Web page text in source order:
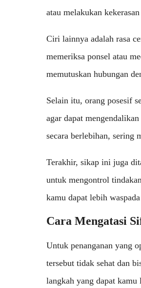
atau melakukan
Ciri lainnya adalah rasa
memeriksa ponsel atau
memutuskan hubungan
Selain itu, orang posesif
agar dapat
secara berlebihan, sering
Terakhir, sikap ini juga
untuk mengontrol
kamu dapat lebih
Cara Mengatasi
Untuk penanganan yang
tersebut tidak sehat dan
langkah yang dapat